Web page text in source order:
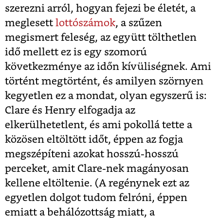
szerezni arról, hogyan fejezi be életét, a
meglesett lottószámok, a szűzen
megismert feleség, az együtt tölthetlen
idő mellett ez is egy szomorú
következménye az időn kívüliségnek. Ami
történt megtörtént, és amilyen szörnyen
kegyetlen ez a mondat, olyan egyszerű is:
Clare és Henry elfogadja az
elkerülhetetlent, és ami pokollá tette a
közösen eltöltött időt, éppen az fogja
megszépíteni azokat hosszú-hosszú
perceket, amit Clare-nek magányosan
kellene eltöltenie. (A regénynek ezt az
egyetlen dolgot tudom felróni, éppen
emiatt a behálózottság miatt, a